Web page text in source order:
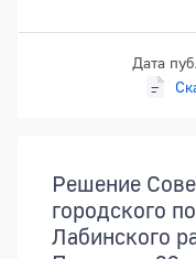
Дата
Решение
городского
Лабинского